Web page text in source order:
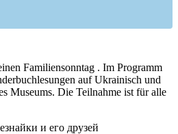
Familiensonntag . Im Programm
auf Ukrainisch und
Museums. Die Teilnahme ist für alle
и его друзей